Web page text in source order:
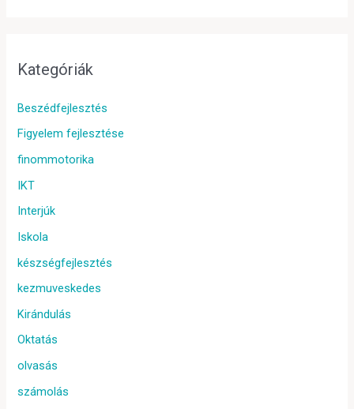
Kategóriák
Beszédfejlesztés
Figyelem fejlesztése
finommotorika
IKT
Interjúk
Iskola
készségfejlesztés
kezmuveskedes
Kirándulás
Oktatás
olvasás
számolás